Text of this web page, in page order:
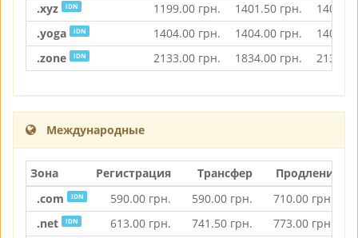
.xyz
IDN 1199.00 грн. 1401.50 грн.
1401.50
.yoga
IDN 1404.00 грн. 1404.00 грн.
1404.00
.zone
IDN 2133.00 грн. 1834.00 грн. 2133.00
Международные
Зона Регистрация Трансфер
Продление
.com
IDN 590.00 грн. 590.00 грн. 710.00 грн.
.net
IDN 613.00 грн. 741.50 грн. 773.00 грн.